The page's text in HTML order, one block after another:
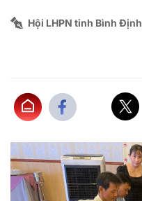
Hội LHPN tỉnh Bình Định